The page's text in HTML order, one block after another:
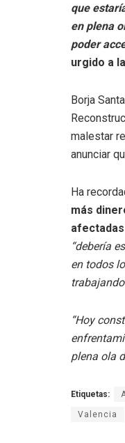
que
en plena
poder
urgido a
Borja
malestar
anunciar
Ha
más
“debería
en todos
“Hoy
plena ola
Etiquetas:
Valencia